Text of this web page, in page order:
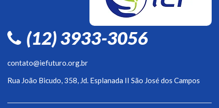
(12) 3933-3056
contato@iefuturo.org.br
Rua João Bicudo, 358, Jd. Esplanada II São José dos Campos